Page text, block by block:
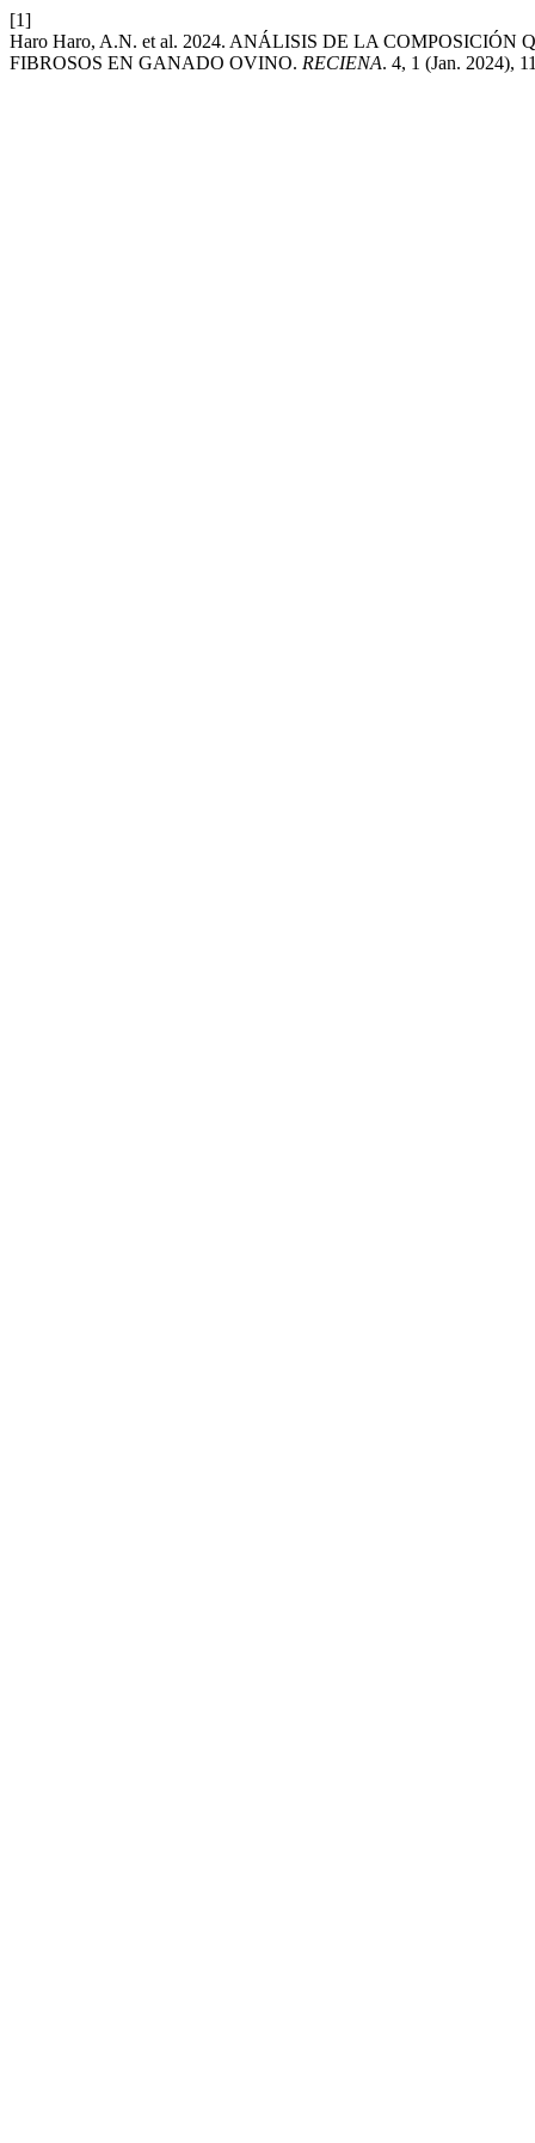
[1]
Haro Haro, A.N. et al. 2024. ANÁLISIS DE LA
FIBROSOS EN GANADO OVINO. RECIENA. 4, 1 (Jan. 2024),